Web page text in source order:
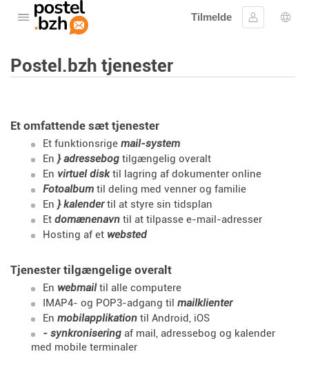
Åbne menuen
Tilmelde
Log ind
Postel.bzh tjenester
Et omfattende sæt tjenester
Et funktionsrige mail-system
En } adressebog tilgængelig overalt
En virtuel disktil lagring af dokumenter online
Fotoalbum til deling med venner og familie
En } kalendertil at styre sin tidsplan
Et domænenavn til at tilpasse e-mail-adresser
Hosting af et websted
Tjenester tilgængelige overalt
En webmailtil alle computere
IMAP4- og POP3-adgang til mailklienter
En mobilapplikation til Android, iOS
- synkronisering af mail, adressebog og kalender
med mobile terminaler